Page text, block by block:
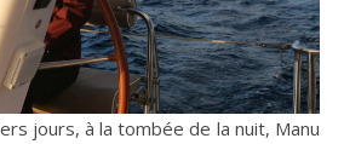
jours, à la tombée de la nuit, Manu